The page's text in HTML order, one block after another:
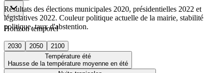
Horizon temporel
2030 2050
2100
Température été
Hausse de la température moyenne en été
Résultats des élections municipales 2020, présidentielles 2022 et
législatives 2022. Couleur politique actuelle de la mairie, stabilité
politique, taux d'abstention.